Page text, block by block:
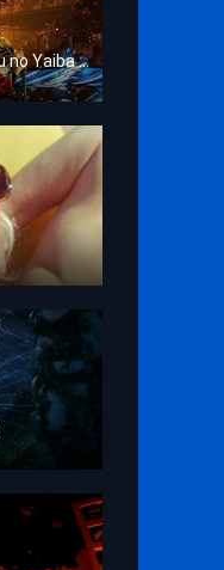
Guardianes de la noche: Kimetsu no Yaiba La fortaleza infinita